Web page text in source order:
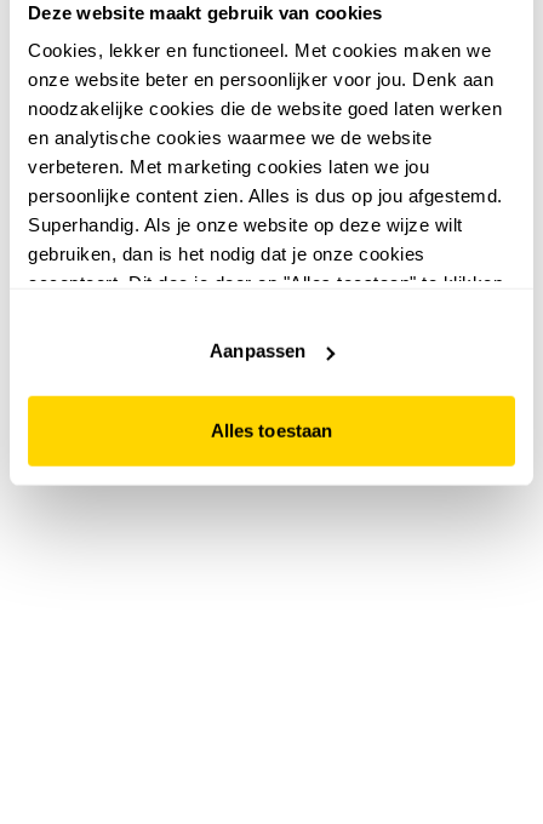
Deze website maakt gebruik van cookies
Cookies, lekker en functioneel. Met cookies maken we
onze website beter en persoonlijker voor jou. Denk aan
noodzakelijke cookies die de website goed laten werken
en analytische cookies waarmee we de website
verbeteren. Met marketing cookies laten we jou
persoonlijke content zien. Alles is dus op jou afgestemd.
Superhandig. Als je onze website op deze wijze wilt
gebruiken, dan is het nodig dat je onze cookies
accepteert. Dit doe je door op "Alles toestaan" te klikken.
website niet optimaal functioneert.
Aanpassen
Alles toestaan